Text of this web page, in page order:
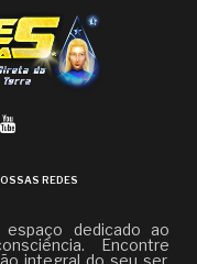
REDES
dedicado ao
Encontre